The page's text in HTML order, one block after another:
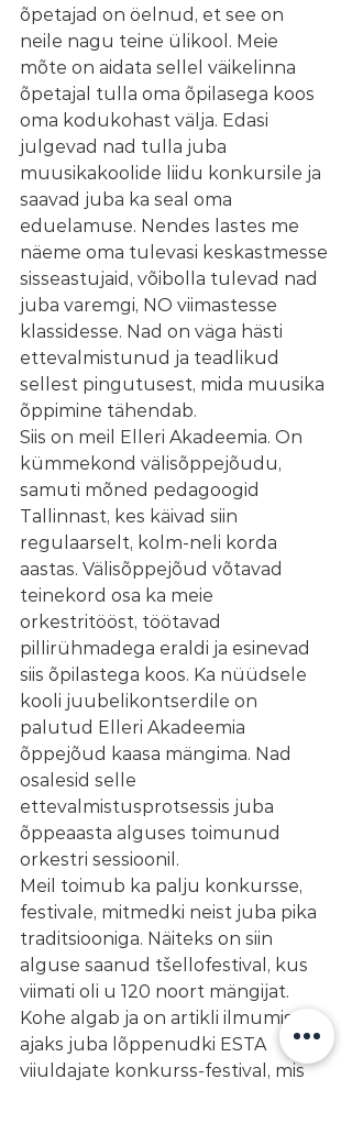
õpetajad on öelnud, et see on
neile nagu teine ülikool. Meie
mõte on aidata sellel väikelinna
õpetajal tulla oma õpilasega koos
oma kodukohast välja. Edasi
julgevad nad tulla juba
muusikakoolide liidu konkursile ja
saavad juba ka seal oma
eduelamuse. Nendes lastes me
näeme oma tulevasi keskastmesse
sisseastujaid, võibolla tulevad nad
juba varemgi, NO viimastesse
klassidesse. Nad on väga hästi
ettevalmistunud ja teadlikud
sellest pingutusest, mida muusika
õppimine tähendab.
Siis on meil Elleri Akadeemia. On
kümmekond välisõppejõudu,
samuti mõned pedagoogid
Tallinnast, kes käivad siin
regulaarselt, kolm-neli korda
aastas. Välisõppejõud võtavad
teinekord osa ka meie
orkestritööst, töötavad
pillirühmadega eraldi ja esinevad
siis õpilastega koos. Ka nüüdsele
kooli juubelikontserdile on
palutud Elleri Akadeemia
õppejõud kaasa mängima. Nad
osalesid selle
ettevalmistusprotsessis juba
õppeaasta alguses toimunud
orkestri sessioonil.
Meil toimub ka palju konkursse,
festivale, mitmedki neist juba pika
traditsiooniga. Näiteks on siin
alguse saanud tšellofestival, kus
viimati oli u 120 noort mängijat.
Kohe algab ja on artikli ilmumise
ajaks juba lõppenudki ESTA
viiuldajate konkurss-festival, mis